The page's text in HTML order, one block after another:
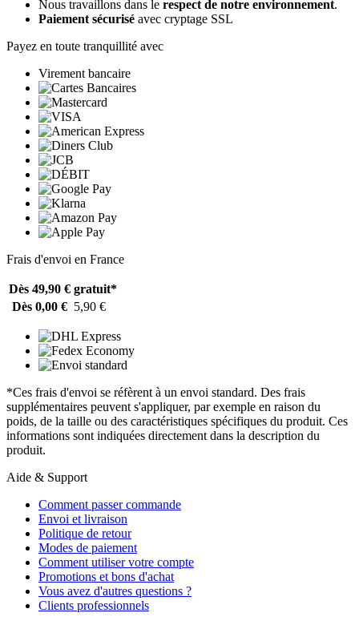
Nous travaillons dans le respect de notre environnement.
Paiement sécurisé avec cryptage SSL
Payez en toute tranquillité avec
Virement bancaire
Frais d'envoi en France
Dès 49,90 € gratuit*
Dès 0,00 € 5,90 €
*Ces frais d'envoi se réfèrent à un envoi standard. Des frais
supplémentaires peuvent s'appliquer, par exemple en raison du
poids, de la taille ou des caractéristiques spécifiques du produit. Ces
informations sont indiquées directement dans la description du
produit.
Aide & Support
Comment passer commande
Envoi et livraison
Politique de retour
Modes de paiement
Comment utiliser votre compte
Promotions et bons d'achat
Vous avez d'autres questions ?
Clients professionnels